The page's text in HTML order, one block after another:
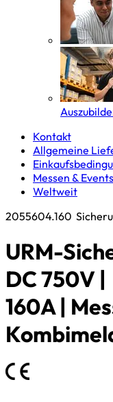
Kontakt
Allgemeine
Messen & Events
Weltweit
2055604.160
URM-
DC 750V |
160A |